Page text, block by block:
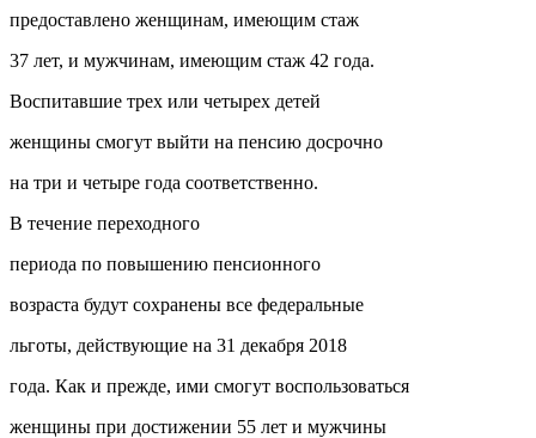
предоставлено женщинам, имеющим стаж
37 лет, и мужчинам, имеющим стаж 42 года.
Воспитавшие трех или четырех детей
женщины смогут выйти на пенсию досрочно
на три и четыре года соответственно.
В течение переходного
периода по повышению пенсионного
возраста будут сохранены все федеральные
льготы, действующие на 31 декабря 2018
года. Как и прежде, ими смогут воспользоваться
женщины при достижении 55 лет и мужчины